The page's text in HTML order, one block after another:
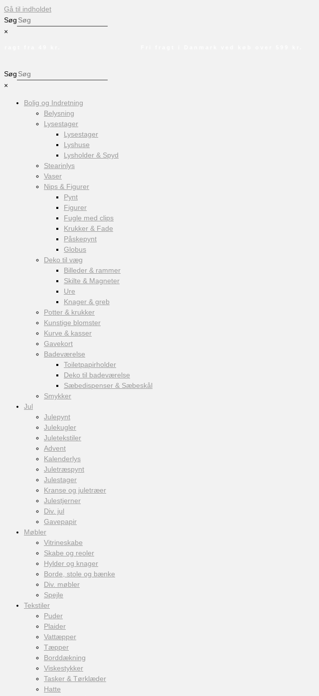
Gå til indholdet
Søg
×
Søg
×
Bolig og Indretning
Belysning
Lysestager
Lysestager
Lyshuse
Lysholder & Spyd
Stearinlys
Vaser
Nips & Figurer
Pynt
Figurer
Fugle med clips
Krukker & Fade
Påskepynt
Globus
Deko til væg
Billeder & rammer
Skilte & Magneter
Ure
Knager & greb
Potter & krukker
Kunstige blomster
Kurve & kasser
Gavekort
Badeværelse
Toiletpapirholder
Deko til badeværelse
Sæbedispenser & Sæbeskål
Smykker
Jul
Julepynt
Julekugler
Juletekstiler
Advent
Kalenderlys
Juletræspynt
Julestager
Kranse og juletræer
Julestjerner
Div. jul
Gavepapir
Møbler
Vitrineskabe
Skabe og reoler
Hylder og knager
Borde, stole og bænke
Div. møbler
Spejle
Tekstiler
Puder
Plaider
Vattæpper
Tæpper
Borddækning
Viskestykker
Tasker & Tørklæder
Hatte